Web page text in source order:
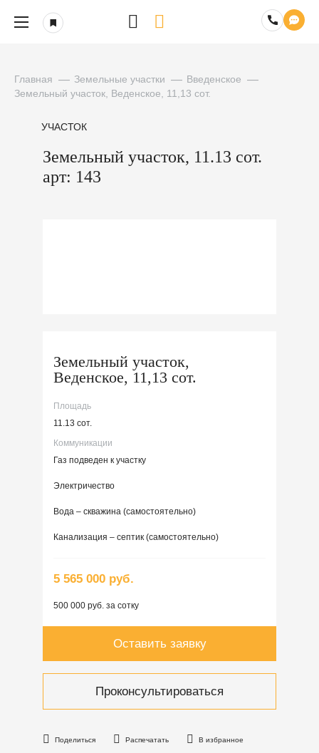
Главная Земельные участки
Введенское
Земельный участок, Веденское, 11,13 сот.
УЧАСТОК
Земельный участок, 11.13 сот.
арт: 143
Поделиться Распечатать В избранное
Земельный участок,
Веденское, 11,13 сот.
Площадь
11.13 сот.
Коммуникации
Газ подведен к участку
Электричество
Вода – скважина (самостоятельно)
Канализация – септик (самостоятельно)
5 565 000 руб.
500 000 руб. за сотку
Оставить заявку
Проконсультироваться